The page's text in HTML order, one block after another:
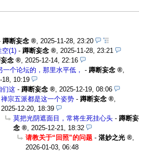
蹲断妄念
2025-11-28, 23:20
空(1) - 蹲断妄念
2025-11-28, 23:21
念
2025-12-14, 22:16
一个论坛的，那里水平低， - 蹲断妄念
18, 10:19
们这 - 蹲断妄念
2025-12-19, 08:06
禅宗五派都是这一个姿势 - 蹲断妄念
2025-12-20, 18:39
莫把光阴遮面目，常将生死挂心头 - 蹲断妄
念
2025-12-21, 18:32
请教关于“回照”的问题 - 湛妙之光
2026-01-03, 06:48